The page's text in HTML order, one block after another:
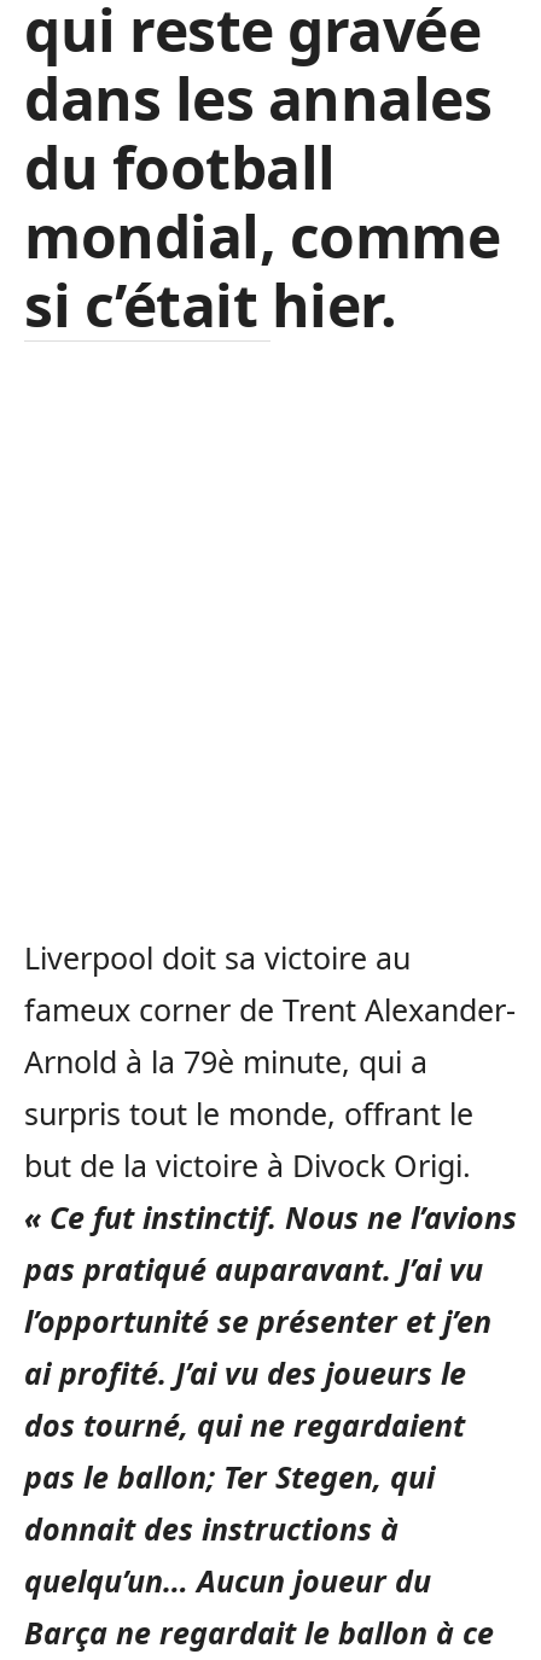
qui reste gravée
dans les annales
du football
mondial, comme
si c’était hier.
Liverpool doit sa victoire au
fameux corner de Trent Alexander-
Arnold à la 79è minute, qui a
surpris tout le monde, offrant le
but de la victoire à Divock Origi.
« Ce fut instinctif. Nous ne l’avions
pas pratiqué auparavant. J’ai vu
l’opportunité se présenter et j’en
ai profité. J’ai vu des joueurs le
dos tourné, qui ne regardaient
pas le ballon; Ter Stegen, qui
donnait des instructions à
quelqu’un… Aucun joueur du
Barça ne regardait le ballon à ce